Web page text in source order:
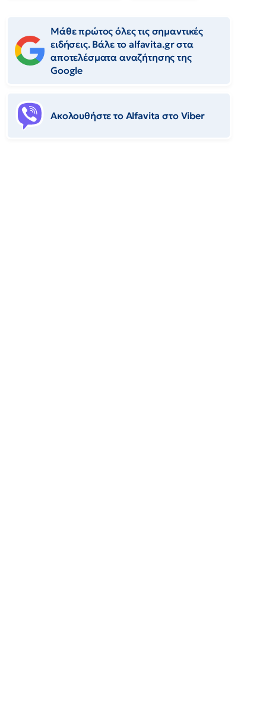
Μάθε πρώτος όλες τις σημαντικές
ειδήσεις. Βάλε το alfavita.gr στα
αποτελέσματα αναζήτησης της
Google
Ακολουθήστε το Αlfavita στο Viber